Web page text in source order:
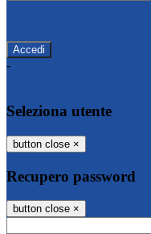
-
Seleziona utente
button close ×
Recupero password
button close ×